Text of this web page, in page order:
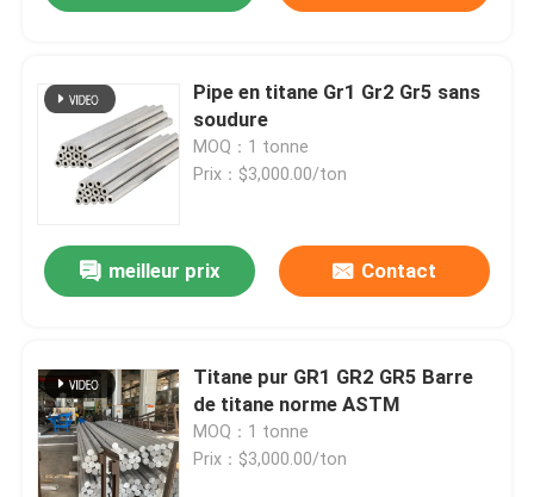
Produits
Vidéos
A propos de nous
Contrôle de la qualité
Contact
Pipe en titane Gr1 Gr2 Gr5 sans
soudure
MOQ：1 tonne
Prix：$3,000.00/ton
meilleur prix Contact
Titane pur GR1 GR2 GR5 Barre
de titane norme ASTM
MOQ：1 tonne
Prix：$3,000.00/ton